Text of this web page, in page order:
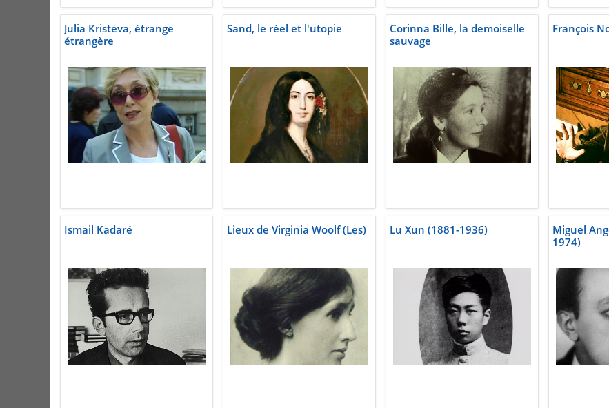
Julia Kristeva, étrange
étrangère
Sand, le réel et l'utopie
Corinna Bille, la demoiselle
sauvage
François
Ismail Kadaré Lieux de Virginia Woolf (Les) Lu Xun (1881-1936)
Miguel
1974)